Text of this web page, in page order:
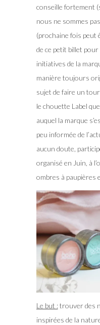
conseille fortement
nous ne sommes
(prochaine fois peut
de ce petit billet
initiatives de la
manière toujours
sujet de faire un
le chouette Label
auquel la marque
peu informée de
aucun doute,
organisé en Juin, à
ombres à paupières
Le but :trouver des
inspirées de la